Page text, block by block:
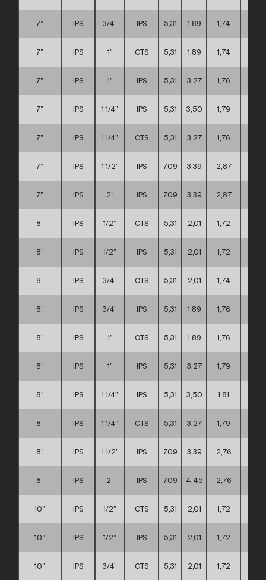
7” IPS 3/4” IPS 5,31 1,89 1,74
7” IPS 1” CTS 5,31 1,89 1,74
7” IPS 1” IPS 5,31 3,27 1,76
7” IPS 1 1/4” IPS 5,31 3,50 1,79
7” IPS 1 1/4” CTS 5,31 3,27 1,76
7” IPS 1 1/2” IPS 7,09 3,39 2,87
7” IPS 2” IPS 7,09 3,39 2,87
8” IPS 1/2” CTS 5,31 2,01 1,72
8” IPS 1/2” IPS 5,31 2,01 1,72
8” IPS 3/4” CTS 5,31 2,01 1,74
8” IPS 3/4” IPS 5,31 1,89 1,76
8” IPS 1” CTS 5,31 1,89 1,76
8” IPS 1” IPS 5,31 3,27 1,79
8” IPS 1 1/4” IPS 5,31 3,50 1,81
8” IPS 1 1/4” CTS 5,31 3,27 1,79
8” IPS 1 1/2” IPS 7,09 3,39 2,76
8” IPS 2” IPS 7,09 4,45 2,76
10” IPS 1/2” CTS 5,31 2,01 1,72
10” IPS 1/2” IPS 5,31 2,01 1,72
10” IPS 3/4” CTS 5,31 2,01 1,72